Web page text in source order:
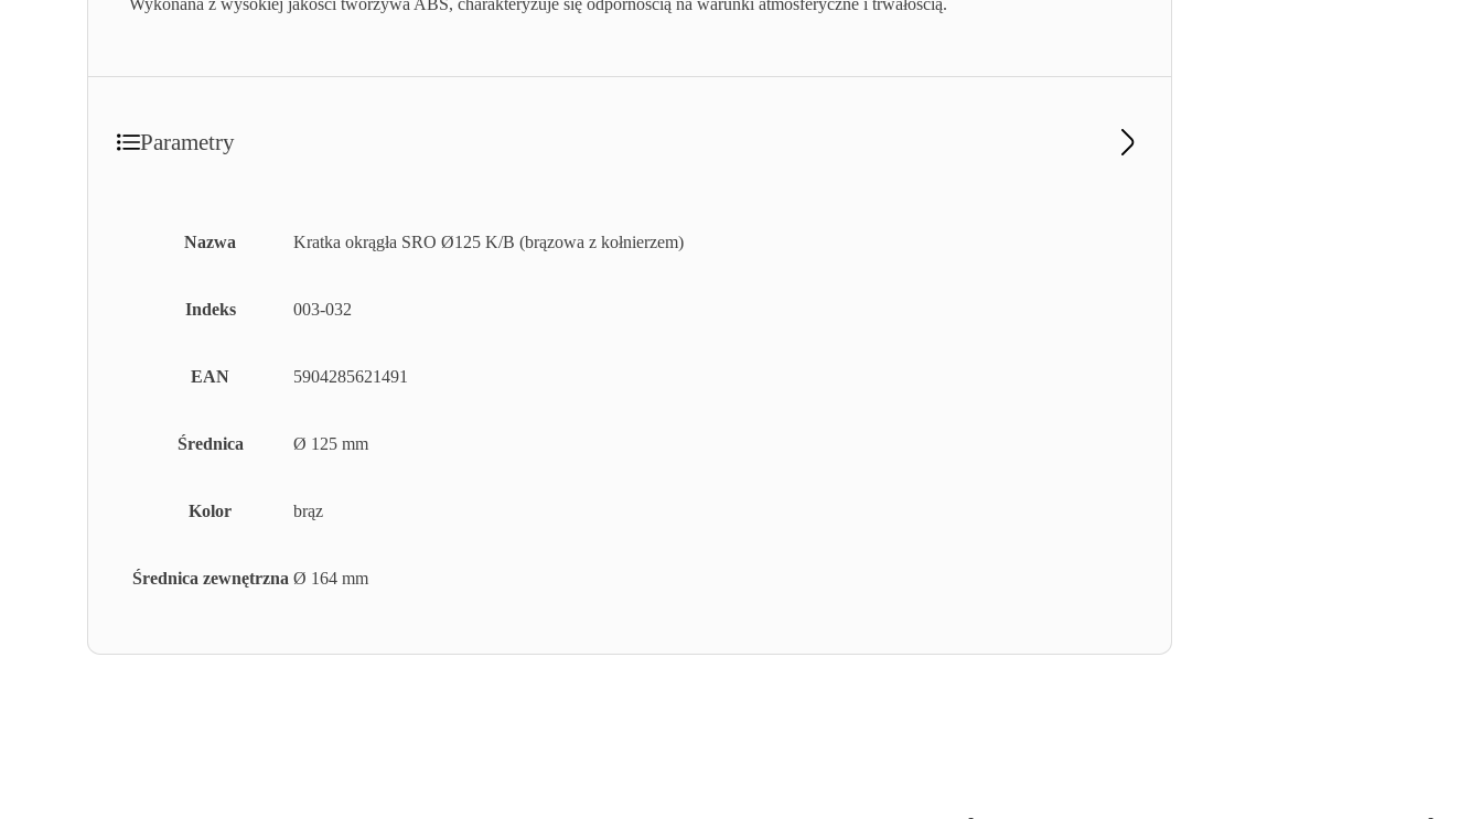
Wykonana z wysokiej jakości tworzywa ABS, charakteryzuje się odpornością na warunki atmosferyczne i trwałością.
Parametry
Nazwa Kratka okrągła SRO Ø125 K/B (brązowa z kołnierzem)
Indeks 003-032
EAN 5904285621491
Średnica Ø 125 mm
Kolor brąz
Średnica zewnętrzna Ø 164 mm